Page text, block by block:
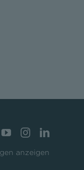
anzeigen